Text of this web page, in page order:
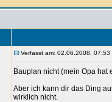
Verfasst am: 02.06.2008, 07:53
Bauplan nicht (mein Opa
Aber ich kann dir das Ding
wirklich nicht.